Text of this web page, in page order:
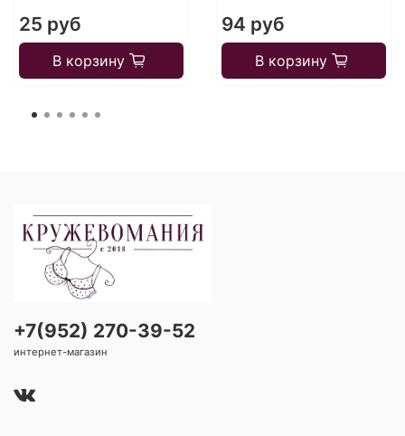
25 руб
В корзину
94 руб
В корзину
+7(952) 270-39-52
интернет-магазин